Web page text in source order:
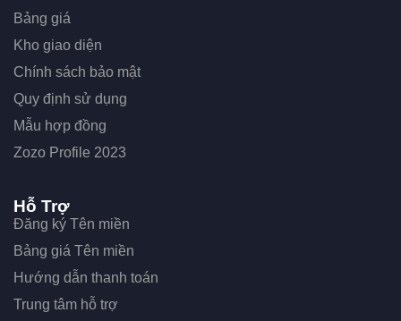
Bảng giá
Kho giao diện
Chính sách bảo mật
Quy định sử dụng
Mẫu hợp đồng
Zozo Profile 2023
Hỗ Trợ
Đăng ký Tên miền
Bảng giá Tên miền
Hướng dẫn thanh toán
Trung tâm hỗ trợ